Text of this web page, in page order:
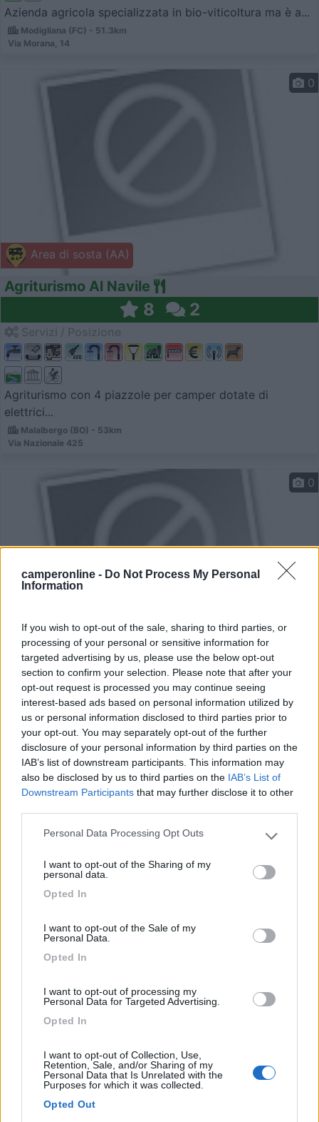
camperonline - Do Not Process My Personal
Information
If you wish to opt-out of the sale, sharing to third parties, or
processing of your personal or sensitive information for
targeted advertising by us, please use the below opt-out
section to confirm your selection. Please note that after your
opt-out request is processed you may continue seeing
interest-based ads based on personal information utilized by
us or personal information disclosed to third parties prior to
your opt-out. You may separately opt-out of the further
disclosure of your personal information by third parties on the
IAB’s list of downstream participants. This information may
also be disclosed by us to third parties on the IAB’s List of
Downstream Participants that may further disclose it to other
Please note that this website/app uses one or more Google
not limited to your visit or usage behaviour. You may click to
grant or deny consent to Google and its third-party tags to
use your data for below specified purposes in below Google
Personal Data Processing Opt Outs
I want to opt-out of the Sharing of my
personal data.
Opted In
I want to opt-out of the Sale of my
Personal Data.
Opted In
I want to opt-out of processing my
Personal Data for Targeted Advertising.
Opted In
I want to opt-out of Collection, Use,
Retention, Sale, and/or Sharing of my
Personal Data that Is Unrelated with the
Purposes for which it was collected.
Opted Out
Azienda agricola specializzata in bio-viticoltura ma è a...
Modigliana (FC) - 51.3km
Via Morana, 14
Area di sosta (AA)
0
Agriturismo Al Navile
8 2
Agriturismo con 4 piazzole per camper dotate di
elettrici...
Malalbergo (BO) - 53km
Via Nazionale 425
Area di sosta (PS)
0
Agriturismo Garuti
8,5 2
Servizi / Posizione
L'azienda produce il noto Lambrusco di Sorbara DOC,
Trebb...
Bonporto (MO) - 54.1km
Area di sosta (AA)
Agriturismo I Poderi Del Poggio Dei Colli